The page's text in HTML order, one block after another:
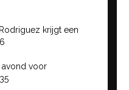
krijgt een
avond voor